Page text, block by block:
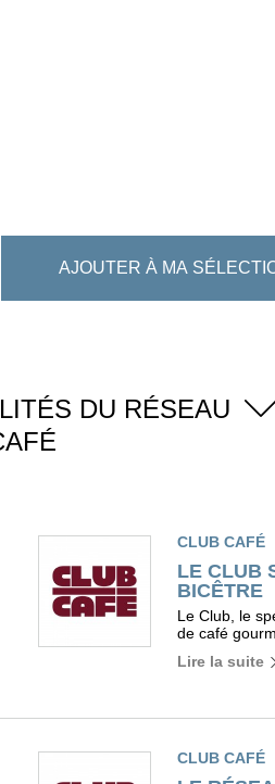
AJOUTER À MA
DU RÉSEAU
CLUB CAFÉ
LE CLUB
BICÊTRE
Le Club, le
de café
Lire la suite
CLUB CAFÉ